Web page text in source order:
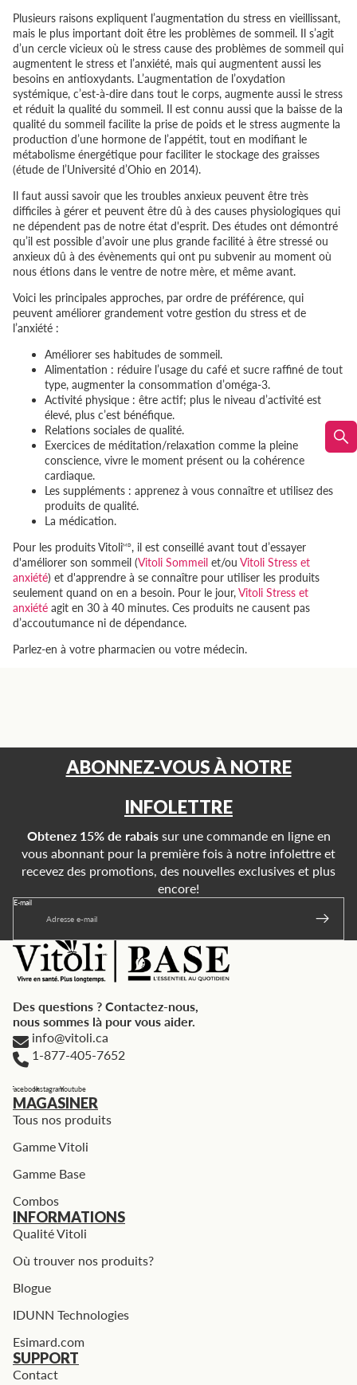
Plusieurs raisons expliquent l’augmentation du stress en vieillissant,
mais le plus important doit être les problèmes de sommeil. Il s’agit
d’un cercle vicieux où le stress cause des problèmes de sommeil qui
augmentent le stress et l’anxiété, mais qui augmentent aussi les
besoins en antioxydants. L’augmentation de l’oxydation
systémique, c’est-à-dire dans tout le corps, augmente aussi le stress
et réduit la qualité du sommeil. Il est connu aussi que la baisse de la
qualité du sommeil facilite la prise de poids et le stress augmente la
production d’une hormone de l’appétit, tout en modifiant le
métabolisme énergétique pour faciliter le stockage des graisses
(étude de l’Université d’Ohio en 2014).
Il faut aussi savoir que les troubles anxieux peuvent être très
difficiles à gérer et peuvent être dû à des causes physiologiques qui
ne dépendent pas de notre état d'esprit. Des études ont démontré
qu’il est possible d’avoir une plus grande facilité à être stressé ou
anxieux dû à des évènements qui ont pu subvenir au moment où
nous étions dans le ventre de notre mère, et même avant.
Voici les principales approches, par ordre de préférence, qui
peuvent améliorer grandement votre gestion du stress et de
l’anxiété :
Améliorer ses habitudes de sommeil.
Alimentation : réduire l’usage du café et sucre raffiné de tout
type, augmenter la consommation d’oméga-3.
Activité physique : être actif; plus le niveau d’activité est
élevé, plus c’est bénéfique.
Relations sociales de qualité.
Exercices de méditation/relaxation comme la pleine
conscience, vivre le moment présent ou la cohérence
cardiaque.
Les suppléments : apprenez à vous connaître et utilisez des
produits de qualité.
La médication.
Pour les produits VitoliMD, il est conseillé avant tout d’essayer
d'améliorer son sommeil (Vitoli Sommeil et/ou Vitoli Stress et
anxiété) et d'apprendre à se connaître pour utiliser les produits
seulement quand on en a besoin. Pour le jour,Vitoli Stress et
anxiété agit en 30 à 40 minutes. Ces produits ne causent pas
d’accoutumance ni de dépendance.
Parlez-en à votre pharmacien ou votre médecin.
ABONNEZ-VOUS À NOTRE
INFOLETTRE
Obtenez 15% de rabais sur une commande en ligne en
vous abonnant pour la première fois à notre infolettre et
recevez des promotions, des nouvelles exclusives et plus
encore!
E-mail
Des questions ? Contactez-nous,
nous sommes là pour vous aider.
info@vitoli.ca
1-877-405-7652
FacebookInstagramYoutube
MAGASINER
Tous nos produits
Gamme Vitoli
Gamme Base
Combos
INFORMATIONS
Qualité Vitoli
Où trouver nos produits?
Blogue
IDUNN Technologies
Esimard.com
SUPPORT
Contact